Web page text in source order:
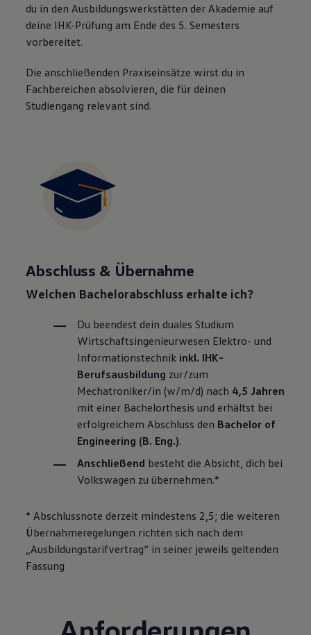
du in den Ausbildungswerkstätten der Akademie auf
deine IHK-Prüfung am Ende des 5. Semesters
vorbereitet.
Die anschließenden Praxiseinsätze wirst du in
Fachbereichen absolvieren, die für deinen
Studiengang relevant sind.
Abschluss & Übernahme
Welchen Bachelorabschluss erhalte ich?
Du beendest dein duales Studium
Wirtschaftsingenieurwesen Elektro- und
Informations­technik inkl. IHK-
Berufsausbildung zur/zum
Mechatroniker/in (w/m/d) nach 4,5 Jahren
mit einer Bachelorthesis und erhältst bei
erfolgreichem Abschluss den Bachelor of
Engineering (B. Eng.).
Anschließend besteht die Absicht, dich bei
Volkswagen zu übernehmen.*
* Abschlussnote derzeit mindestens 2,5; die weiteren
Übernahmeregelungen richten sich nach dem
„Ausbildungstarifvertrag“ in seiner jeweils geltenden
Fassung